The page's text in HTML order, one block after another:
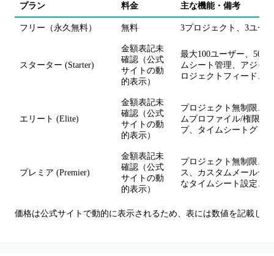
プラン 料金 主な機能・備考
フリー（永久無料） 無料 3プロジェクト、3ユー
スターター (Starter)
金額表記未
確認（公式
サイトの動
的表示）
最大100ユーザー、50
ムシート管理、アジャ
ロジェクトフィード、
エリート (Elite)
金額表記未
確認（公式
サイトの動
的表示）
プロジェクト無制限、
ムプロファイル/権限、
プ、タイムシートグリ
プレミア (Premier)
金額表記未
確認（公式
サイトの動
的表示）
プロジェクト無制限、
ス、カスタムメールテ
なタイムシート設定、
価格は公式サイトで動的に表示されるため、表には数値を記載し